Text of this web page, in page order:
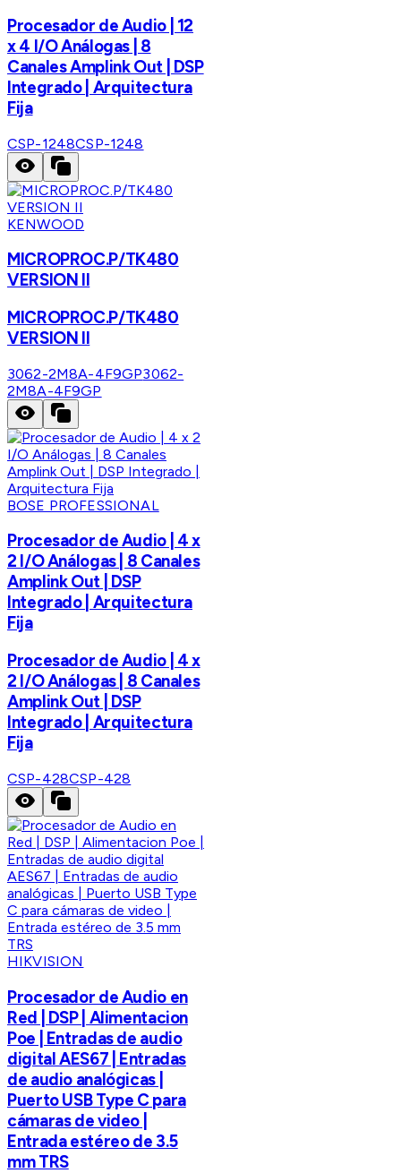
Procesador de Audio | 12
x 4 I/O Análogas | 8
Canales Amplink Out | DSP
Integrado | Arquitectura
Fija
CSP-1248CSP-1248
KENWOOD
MICROPROC.P/TK480
VERSION II
MICROPROC.P/TK480
VERSION II
3062-2M8A-4F9GP3062-
2M8A-4F9GP
BOSE PROFESSIONAL
Procesador de Audio | 4 x
2 I/O Análogas | 8 Canales
Amplink Out | DSP
Integrado | Arquitectura
Fija
Procesador de Audio | 4 x
2 I/O Análogas | 8 Canales
Amplink Out | DSP
Integrado | Arquitectura
Fija
CSP-428CSP-428
HIKVISION
Procesador de Audio en
Red | DSP | Alimentacion
Poe | Entradas de audio
digital AES67 | Entradas
de audio analógicas |
Puerto USB Type C para
cámaras de video |
Entrada estéreo de 3.5
mm TRS